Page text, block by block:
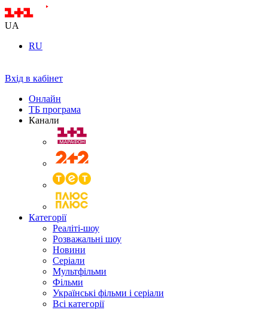
UA
RU
Вхід в кабінет
Онлайн
ТБ програма
Канали
Категорії
Реаліті-шоу
Розважальні шоу
Новини
Серіали
Мультфільми
Фільми
Українські фільми і серіали
Всі категорії